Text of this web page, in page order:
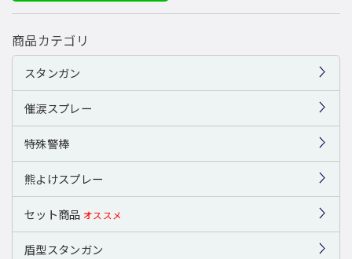
商品カテゴリ
スタンガン
催涙スプレー
特殊警棒
熊よけスプレー
セット商品 オススメ
盾型スタンガン